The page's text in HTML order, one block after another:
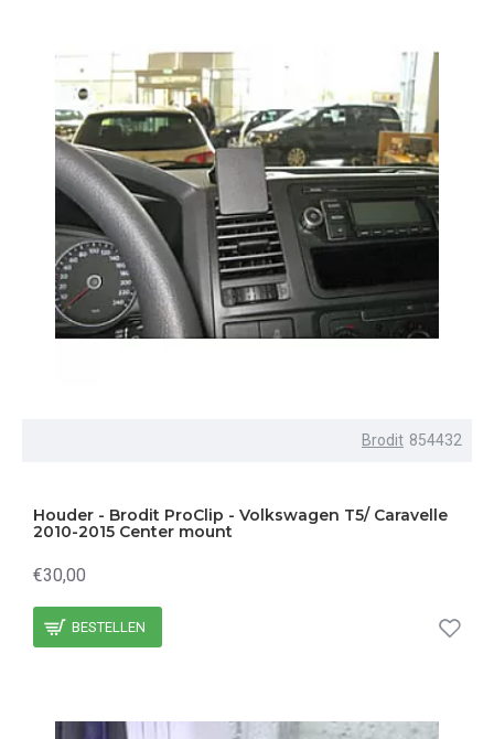
Brodit 854432
Houder - Brodit ProClip - Volkswagen T5/ Caravelle
2010-2015 Center mount
€30,00
BESTELLEN